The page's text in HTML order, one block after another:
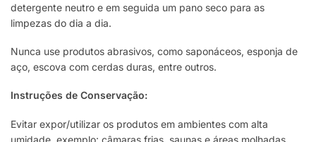
detergente neutro e em seguida um pano seco para as
limpezas do dia a dia.
Nunca use produtos abrasivos, como saponáceos, esponja de
aço, escova com cerdas duras, entre outros.
Instruções de Conservação:
Evitar expor/utilizar os produtos em ambientes com alta
umidade, exemplo: câmaras frias, saunas e áreas molhadas.